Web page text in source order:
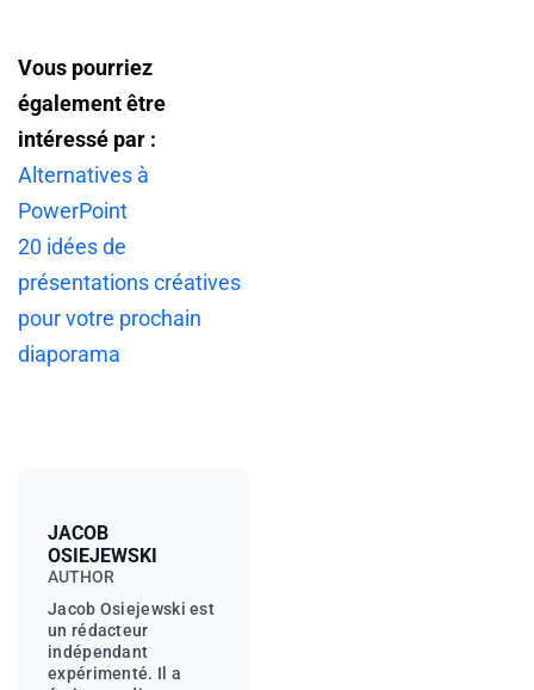
Vous pourriez
également être
intéressé par :
Alternatives à
PowerPoint
20 idées de
présentations créatives
pour votre prochain
diaporama
JACOB
OSIEJEWSKI
AUTHOR
Jacob Osiejewski est
un rédacteur
indépendant
expérimenté. Il a